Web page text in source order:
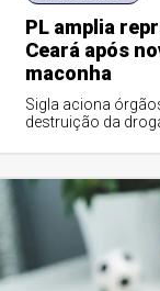
PL amplia
Ceará após
maconha
Sigla aciona
destruição da